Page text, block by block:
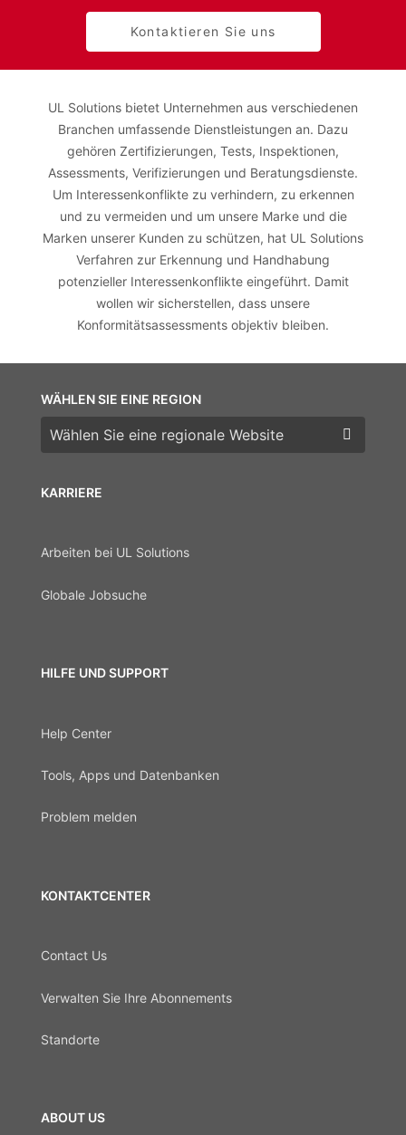
Kontaktieren Sie uns
UL Solutions bietet Unternehmen aus verschiedenen
Branchen umfassende Dienstleistungen an. Dazu
gehören Zertifizierungen, Tests, Inspektionen,
Assessments, Verifizierungen und Beratungsdienste.
Um Interessenkonflikte zu verhindern, zu erkennen
und zu vermeiden und um unsere Marke und die
Marken unserer Kunden zu schützen, hat UL Solutions
Verfahren zur Erkennung und Handhabung
potenzieller Interessenkonflikte eingeführt. Damit
wollen wir sicherstellen, dass unsere
Konformitätsassessments objektiv bleiben.
KARRIERE
Arbeiten bei UL Solutions
Globale Jobsuche
HILFE UND SUPPORT
Help Center
Tools, Apps und Datenbanken
Problem melden
KONTAKTCENTER
Contact Us
Verwalten Sie Ihre Abonnements
Standorte
ABOUT US
WÄHLEN SIE EINE REGION
Wählen Sie eine Region